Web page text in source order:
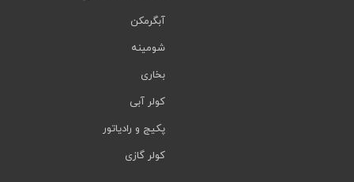
آبگرمکن
شومینه
بخاری
کولر آبی
پکیج و رادیاتور
کولر گازی